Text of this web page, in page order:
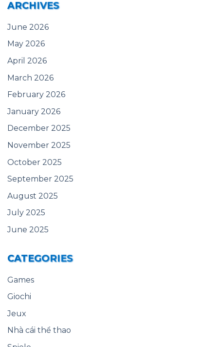
ARCHIVES
June 2026
May 2026
April 2026
March 2026
February 2026
January 2026
December 2025
November 2025
October 2025
September 2025
August 2025
July 2025
June 2025
CATEGORIES
Games
Giochi
Jeux
Nhà cái thể thao